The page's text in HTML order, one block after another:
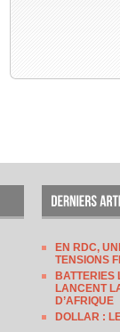
EN RDC,
TENSIONS
BATTERIES
LANCENT
D’AFRIQUE
DOLLAR :